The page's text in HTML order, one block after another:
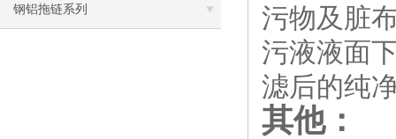
钢铝拖链系列
污物及脏
污液液面
滤后的纯
其他：